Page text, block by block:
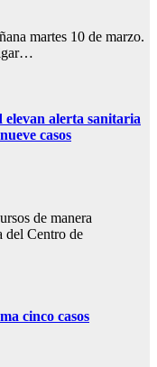
martes 10 de marzo.
alerta sanitaria
casos
de manera
del Centro de
cinco casos